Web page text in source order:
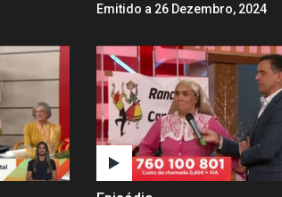
Emitido a 26 Dezembro, 2024